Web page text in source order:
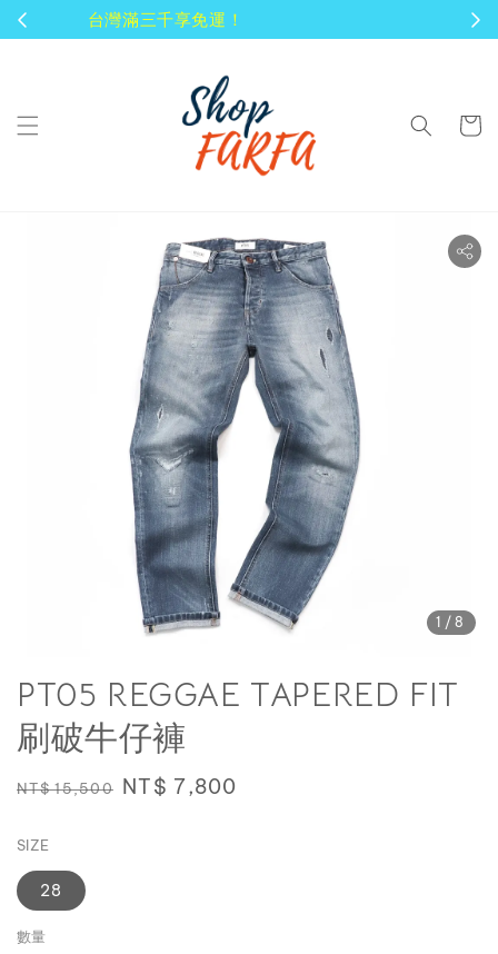
顧客享有商品到貨七天鑑賞期！
1 /8
PT05 REGGAE TAPERED FIT
刷破牛仔褲
Regular
NT$ 15,500 Sale
NT$ 7,800
SIZE
28
數量